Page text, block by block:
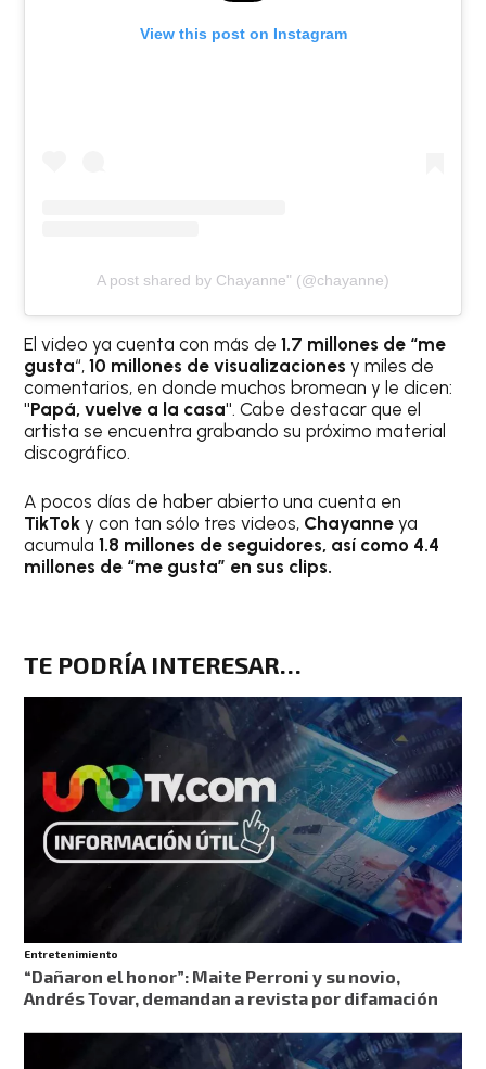
View this post on Instagram
A post shared by Chayanne" (@chayanne)
El video ya cuenta con más de1.7 millones de “me
gusta“,10 millones de visualizaciones y miles de
comentarios, en donde muchos bromean y le dicen:
"Papá, vuelve a la casa". Cabe destacar que el
artista se encuentra grabando su próximo material
discográfico.
A pocos días de haber abierto una cuenta en
TikTok y con tan sólo tres videos, Chayanne ya
acumula1.8 millones de seguidores, así como 4.4
millones de “me gusta” en sus clips.
TE PODRÍA INTERESAR…
Entretenimiento
“Dañaron el honor”: Maite Perroni y su novio,
Andrés Tovar, demandan a revista por difamación